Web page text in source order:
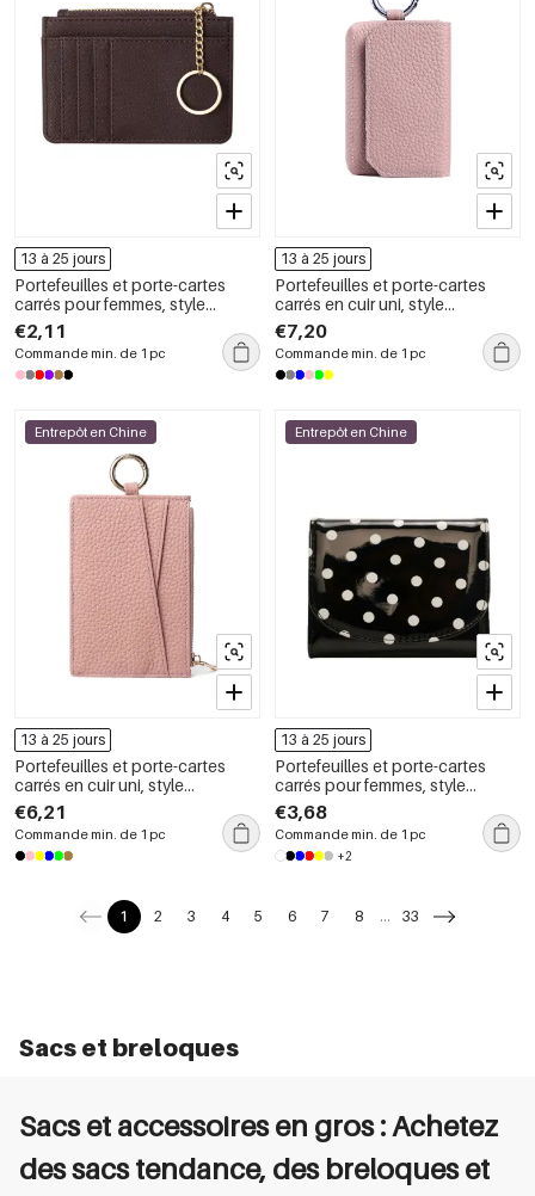
13 à 25 jours
Portefeuilles et porte-cartes
carrés pour femmes, style
décontracté, couleur unie, en
PU
€2,11
Commande min. de 1 pc
13 à 25 jours
Portefeuilles et porte-cartes
carrés en cuir uni, style
décontracté, pour femmes
€7,20
Commande min. de 1 pc
Entrepôt en Chine
13 à 25 jours
Portefeuilles et porte-cartes
carrés en cuir uni, style
décontracté, pour femmes
€6,21
Commande min. de 1 pc
Entrepôt en Chine
13 à 25 jours
Portefeuilles et porte-cartes
carrés pour femmes, style
décontracté, sans pois, en PU
€3,68
Commande min. de 1 pc
+2
1 2 3 4 5 6 7 8 ... 33
Sacs et breloques
Sacs et accessoires en gros : Achetez
des sacs tendance, des breloques et